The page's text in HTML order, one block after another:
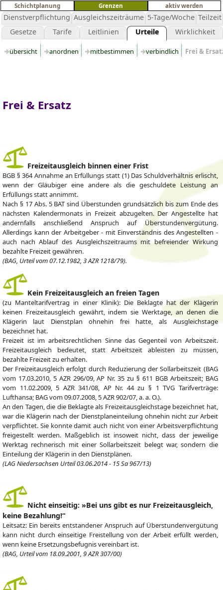
Schichtplanung Grenzen aktiv werden
Dienstverpflichtung Ausgleichszeiträume 5-Tage/Woche Teilzeit
Gesetze
Tarife Leitlinien Urteile Wirklichkeit
übersicht anordnen mitbestimmen verbindlich Frei &
Frei & Ersatz
Freizeitausgleich binnen einer Frist
BGB § 364 Annahme an Erfüllungs statt (1) Das Schuldverhältnis erlischt,
wenn der Gläubiger eine andere als die geschuldete Leistung an
Erfüllungs statt annimmt.
Nach § 17 Abs. 5 BAT sind Überstunden grundsätzlich bis zum Ende des
nächsten Kalendermonats in Freizeit abzugelten. Der Angestellte hat
andernfalls anschließend Anspruch auf Überstundenvergütung.
Allerdings kann der Arbeitgeber - mit Einverständnis des Angestellten -
auch nach Ablauf des Ausgleichszeitraums mit befreiender Wirkung
bezahlte Freizeit gewähren.
(BAG, Urteil vom 07.12.1982, 3 AZR 1218/79).
Kein Freizeitausgleich an freien Tagen
(zu Manteltarifvertrag in einer Klinik): Die Beklagte hat der Klägerin
keinen Freizeitausgleich gewährt, indem sie Werktage, an denen die
Klägerin laut Dienstplan ohnehin frei hatte, als Ausgleichstage
bezeichnet hat.
Freizeit ist im arbeitsrechtlichen Sinne das Gegenteil von Arbeitszeit.
Freizeitausgleich bedeutet, statt Arbeitszeit ableisten zu müssen,
bezahlte Freizeit zu erhalten.
Der Freizeitausgleich erfolgt durch Reduzierung der Sollarbeitszeit (BAG
vom 17.03.2010, 5 AZR 296/09, AP Nr. 35 zu § 611 BGB Arbeitszeit; BAG
vom 11.02.2009, 5 AZR 341/08, AP Nr. 44 zu § 1 TVG Tarifverträge:
Lufthansa; BAG vom 09.07.2008, 5 AZR 902/07, a. a. O.).
An den Tagen, die die Beklagte als Freizeitausgleichstage bezeichnet hat,
war die Klägerin nach der Dienstplaneinteilung ohnehin nicht zur Arbeit
verpflichtet. Sie konnte damit auch nicht von einer Arbeitsverpflichtung
freigestellt werden. Maßgeblich ist insoweit nicht, dass der jeweilige
Werktag rechnerisch mit einer Sollarbeitszeit belegt war, sondern die
Einteilung der Klägerin in den Dienstplänen.
(LAG Niedersachsen Urteil 03.06.2014 - 15 Sa 967/13)
Nicht einseitig: »Bei uns gibt es nur Freizeitausgleich,
keine Bezahlung!“
Leitsatz: Ein bereits entstandener Anspruch auf Überstundenvergütung
kann nicht durch einseitige Freistellung von der Arbeit erfüllt werden,
wenn keine Ersetzungsbefugnis vereinbart ist.
(BAG, Urteil vom 18.09.2001, 9 AZR 307/00)